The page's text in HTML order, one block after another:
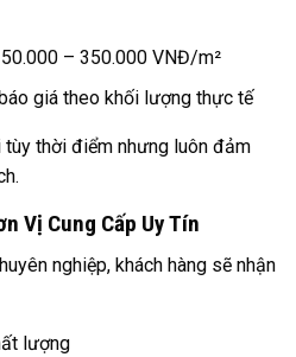
– 350.000 VNĐ/m²
giá theo khối lượng thực tế
thời điểm nhưng luôn đảm
Vị Cung Cấp Uy Tín
nghiệp, khách hàng sẽ nhận
lượng